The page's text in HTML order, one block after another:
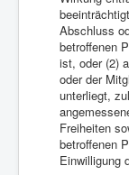
Abschluss
betroffenen
ist, oder (2)
oder der
unterliegt,
Freiheiten
betroffenen
Einwilligung